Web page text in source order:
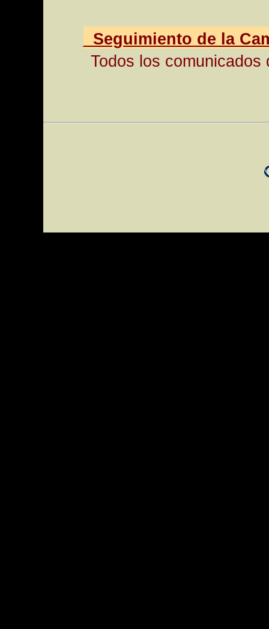
Seguimiento de la
Todos los